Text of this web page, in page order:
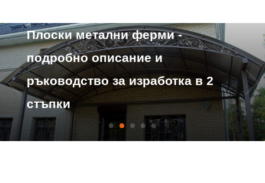
Плоски метални ферми -
подробно описание и
ръководство за изработка в 2
стъпки